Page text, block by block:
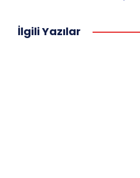
İlgili Yazılar